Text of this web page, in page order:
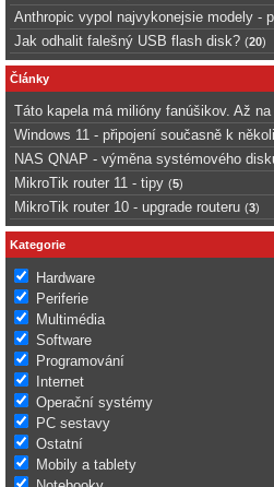
Anthropic vypol najvykonejsie modely -
Jak odhalit falešný USB flash disk? (20)
Články
Táto kapela má milióny fanúšikov. Až
Windows 11 - připojení současně k
NAS QNAP - výměna systémového
MikroTik router 11 - tipy (5)
MikroTik router 10 - upgrade routeru (3)
Kategorie
Hardware
Periferie
Multimédia
Software
Programování
Internet
Operační systémy
PC sestavy
Ostatní
Mobily a tablety